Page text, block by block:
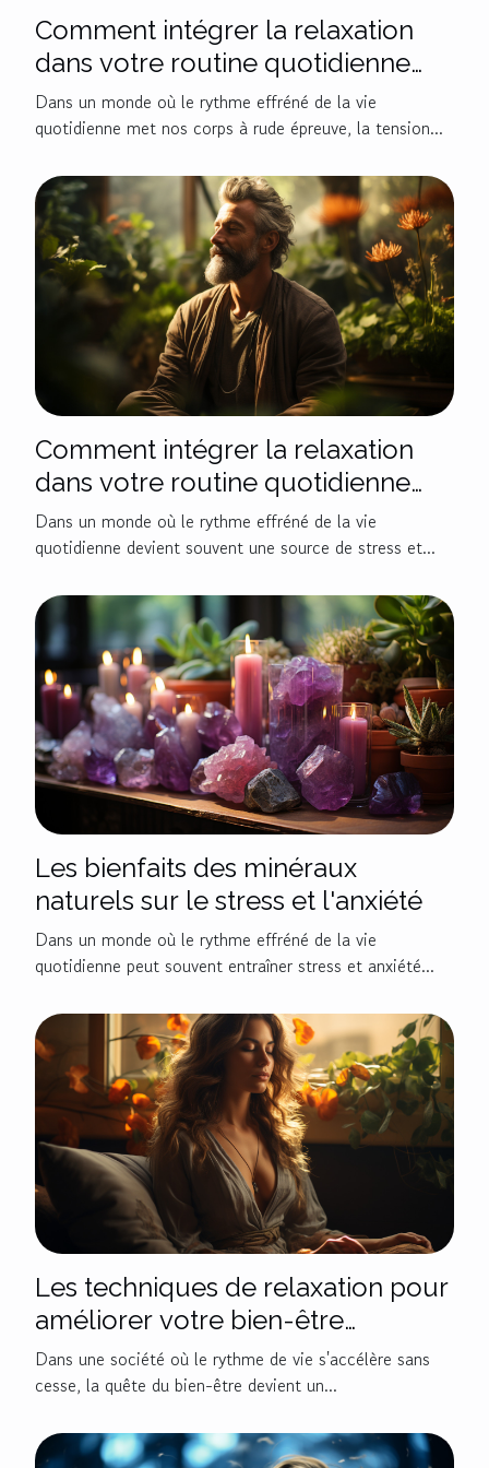
Comment intégrer la relaxation
dans votre routine quotidienne
pour améliorer la santé de votre
cou
Dans un monde où le rythme effréné de la vie
quotidienne met nos corps à rude épreuve, la tension...
Comment intégrer la relaxation
dans votre routine quotidienne
pour améliorer votre bien-être
Dans un monde où le rythme effréné de la vie
quotidienne devient souvent une source de stress et...
Les bienfaits des minéraux
naturels sur le stress et l'anxiété
Dans un monde où le rythme effréné de la vie
quotidienne peut souvent entraîner stress et anxiété...
Les techniques de relaxation pour
améliorer votre bien-être
quotidien
Dans une société où le rythme de vie s'accélère sans
cesse, la quête du bien-être devient un...